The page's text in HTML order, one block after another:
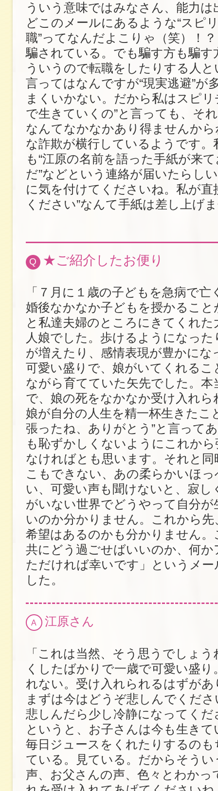
ういう意味ではみなさん、能力
どこのメールにあるような“スピ
職”ってなんだよこりゃ（笑）！
騙されている。でも騙す方も騙す
ういうので転職をしたりする人
言ってはなんですが“現実逃避”が
まくいかない。だから私はスピ
で生きていくの”と言っても、そ
なんてなかなかあり得ませんから
な詐欺が横行しているようです。
も“江原の名前を語った手紙が来
だ”などという連絡が届いたらし
に気を付けてくださいね。私が直
ください”なんて手紙は差し上げ
Q ★ご紹介したお便り
「７月に１歳の子どもを急病で
婚後なかなか子どもを授かるこ
と私達夫婦のところにきてくれた
人娘でした。歩けるようになった
が増えたり、感情表現が豊かにな
可愛い盛りで、娘がいてくれるこ
ながら育てていた矢先でした。本
で、娘の死をなかなか受け入れら
娘が自分の人生を精一杯生きたこ
張ったね、ありがとう”と言って
も恥ずかしくないようにこれか
なければとも思います。それと同
こもできない、あの柔らかいほ
い、可愛い声も聞けないと、寂し
がいない世界でどうやって自分
いのか分かりません。これから先
希望はあるのかも分かりません。
共にどう過ごせばいいのか、何
ただければ幸いです」というメ
した。
A 江原さん
「これは当然、そう思うでしょ
くしたばかりで一歳で可愛い盛
れない。受け入れられるはずが
まずは今はどうぞ悲しんでくだ
悲しんだら少し冷静になってく
というと、お子さんは今も生き
毎日ジュースをくれたりするの
ている。見ている。だからそう
声、お父さんの声、色々とわかっ